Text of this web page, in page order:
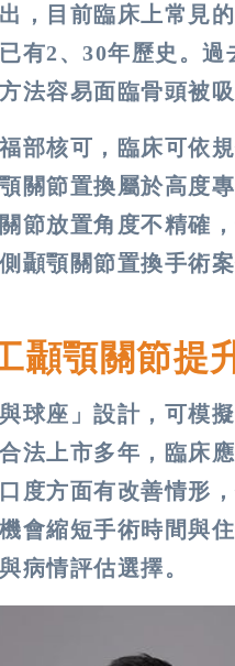
，目前臨床上常見
有2、30年歷史。
法容易面臨骨頭被
部核可，臨床可依
關節置換屬於高度
節放置角度不精確
顳顎關節置換手術
顎關節提
球座」設計，可模
法上市多年，臨床
度方面有改善情形
會縮短手術時間與
病情評估選擇。